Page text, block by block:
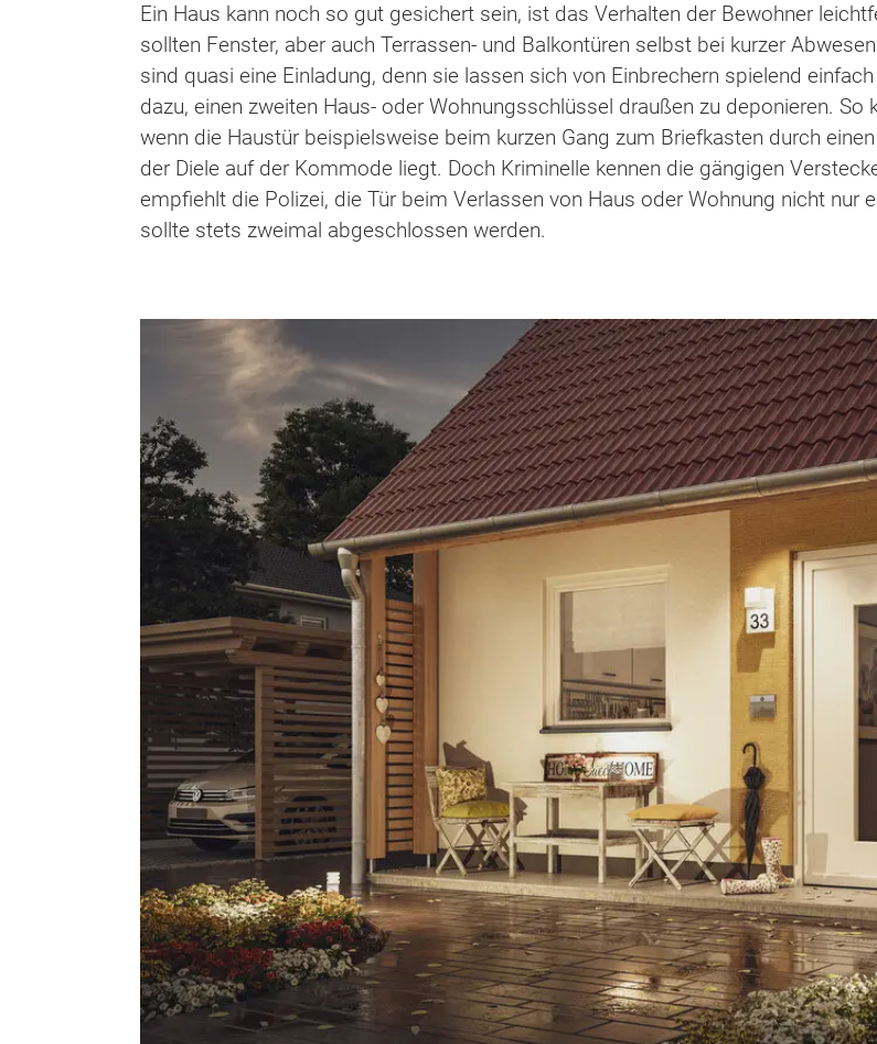
Ein Haus kann noch so gut gesichert sein, ist das Verhalten der Bewohner
sollten Fenster, aber auch Terrassen- und Balkontüren selbst bei kurzer
sind quasi eine Einladung, denn sie lassen sich von Einbrechern spielend
dazu, einen zweiten Haus- oder Wohnungsschlüssel draußen zu deponieren.
wenn die Haustür beispielsweise beim kurzen Gang zum Briefkasten durch
der Diele auf der Kommode liegt. Doch Kriminelle kennen die gängigen
empfiehlt die Polizei, die Tür beim Verlassen von Haus oder Wohnung nicht nur
sollte stets zweimal abgeschlossen werden.
Wonach möchten Sie suchen?